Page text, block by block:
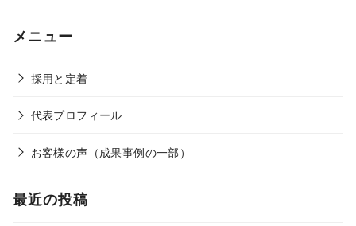
メニュー
採用と定着
代表プロフィール
お客様の声（成果事例の一部）
最近の投稿